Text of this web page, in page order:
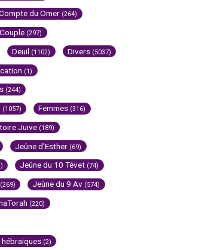
du Omer (264)
Couple (297)
Deuil (1102) Divers (5037)
(1)
(244)
(1057) Femmes (316)
Juive (189)
Jeûne d'Esther (69)
Jeûne du 10 Tévet (74)
(269) Jeûne du 9 Av (574)
(220)
(2)